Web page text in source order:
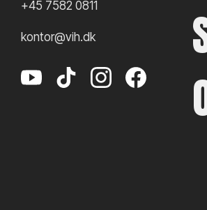
+45 7582 0811
kontor@vih.dk